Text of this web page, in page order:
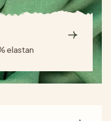
elastan